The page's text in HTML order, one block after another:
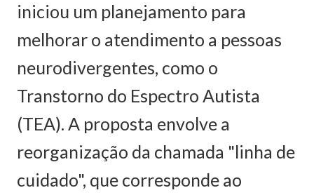
iniciou um planejamento para
melhorar o atendimento a pessoas
neurodivergentes, como o
Transtorno do Espectro Autista
(TEA). A proposta envolve a
reorganização da chamada "linha de
cuidado", que corresponde ao